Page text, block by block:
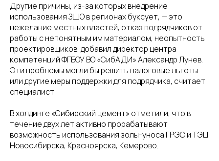
Другие причины, из-за которых внедрение
использования ЗШО в регионах буксует, — это
нежелание местных властей, отказ подрядчиков от
работы с непонятным им материалом, неопытность
проектировщиков, добавил директор центра
компетенций ФГБОУ ВО «СибАДИ» Александр Лунев.
Эти проблемы могли бы решить налоговые льготы
или другие меры поддержки для подрядчика, считает
специалист.
В холдинге «Сибирский цемент» отметили, что в
течение двух лет активно прорабатывают
возможность использования золы-уноса ГРЭС и ТЭЦ
Новосибирска, Красноярска, Кемерово.